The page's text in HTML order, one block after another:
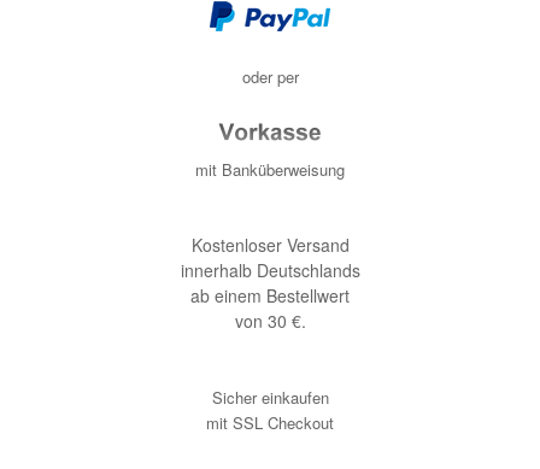
oder per
mit Banküberweisung
Kostenloser Versand
innerhalb Deutschlands
ab einem Bestellwert
von 30 €.
Sicher einkaufen
mit SSL Checkout